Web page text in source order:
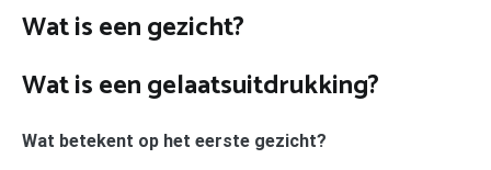
Wat is een gezicht?
Wat is een gelaatsuitdrukking?
Wat betekent op het eerste gezicht?